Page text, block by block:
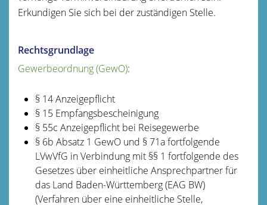
Erkundigen Sie sich bei der zuständigen Stelle.
Rechtsgrundlage
Gewerbeordnung (GewO):
§ 14 Anzeigepflicht
§ 15 Empfangsbescheinigung
§ 55c Anzeigepflicht bei Reisegewerbe
§ 6b Absatz 1 GewO und § 71a fortfolgende
LVwVfG in Verbindung mit §§ 1 fortfolgende des
Gesetzes über einheitliche Ansprechpartner für
das Land Baden-Württemberg(EAG BW)
(Verfahren über eine einheitliche Stelle,